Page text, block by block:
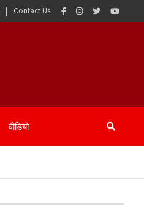
Contact Us
वीडियो